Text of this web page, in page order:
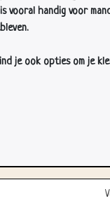
vooral handig voor
je ook opties om je